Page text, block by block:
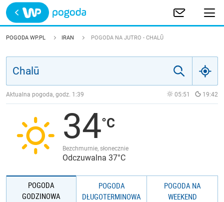
Trwa ładowanie
POLSKA
JAKOŚĆ POWIETRZA
POGODA WP.PL IRAN POGODA NA JUTRO - CHALŪ
Aktualna pogoda, godz. 1:39 05:51 19:42
34
Bezchmurnie, słonecznie
Odczuwalna 37°C
POGODA
GODZINOWA
POGODA
DŁUGOTERMINOWA
POGODA NA
WEEKEND